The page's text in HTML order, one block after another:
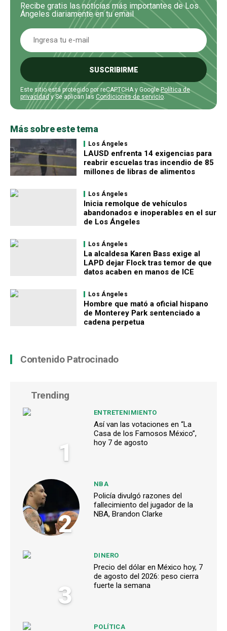
Recibe gratis las noticias más importantes de Los
Ángeles diariamente en tu email
SUSCRIBIRME
Este sitio está protegido por reCAPTCHA y GooglePolítica de
privacidady Se aplican las Condiciones de servicio.
Más sobre este tema
Los Ángeles
LAUSD enfrenta 14 exigencias para
reabrir escuelas tras incendio de 85
millones de libras de alimentos
Los Ángeles
Inicia remolque de vehículos
abandonados e inoperables en el sur
de Los Ángeles
Los Ángeles
La alcaldesa Karen Bass exige al
LAPD dejar Flock tras temor de que
datos acaben en manos de ICE
Los Ángeles
Hombre que mató a oficial hispano
de Monterey Park sentenciado a
cadena perpetua
Contenido Patrocinado
Trending
1
ENTRETENIMIENTO
Así van las votaciones en “La
Casa de los Famosos México”,
hoy 7 de agosto
2
NBA
Policía divulgó razones del
fallecimiento del jugador de la
NBA, Brandon Clarke
3
DINERO
Precio del dólar en México hoy, 7
de agosto del 2026: peso cierra
fuerte la semana
POLÍTICA